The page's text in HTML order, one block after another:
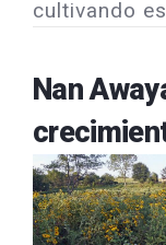
cultivando
Nan